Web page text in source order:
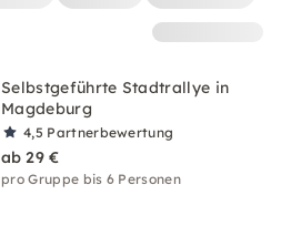
Selbstgeführte Stadtrallye in
Magdeburg
4,5 Partnerbewertung
ab 29 €
pro Gruppe bis 6 Personen